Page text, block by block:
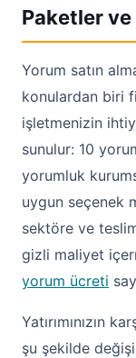
Paketler ve
Yorum satın
konulardan biri
işletmenizin
sunulur: 10
yorumluk
uygun seçenek
sektöre ve
gizli maliyet
yorum ücreti
Yatırımınızın
şu şekilde